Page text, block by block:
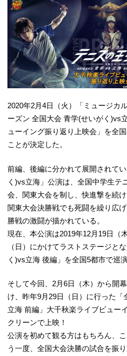
2020年2月4日（火）「ミュージカ
ーズン 全国大会 青学(せいがく)vs
ューイング振り返り上映会」を全
ことが決定した。
前編、後編に分かれて展開されて
く)vs立海」公演は、全国中学生テ
会、関東大会を制し、快進撃を続
関東大会決勝戦でも死闘を繰り広
勝戦の激闘が描かれている。
現在、本公演は2019年12月19日（
（日）にかけてラストステージと
く)vs立海 後編」を全国5都市で巡
そして今回、2月6日（木）から開
け、昨年9月29日（日）に行った
立海 前編」大千秋楽ライブビュー
クリーンで上映！
公演を初めて観る方はもちろん、
う一度、全国大会決勝の試合を振